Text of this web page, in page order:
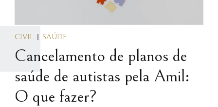
CIVIL SAÚDE
Cancelamento de planos de
saúde de autistas pela Amil:
O que fazer?